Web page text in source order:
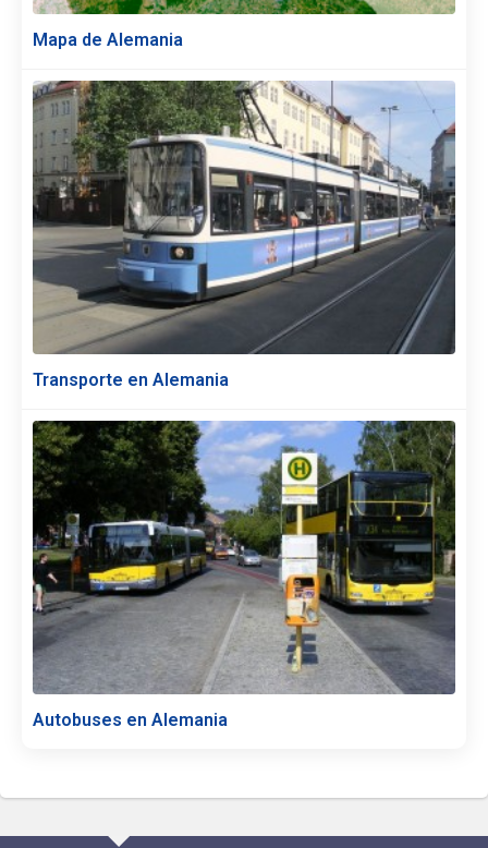
Mapa de Alemania
Transporte en Alemania
Autobuses en Alemania